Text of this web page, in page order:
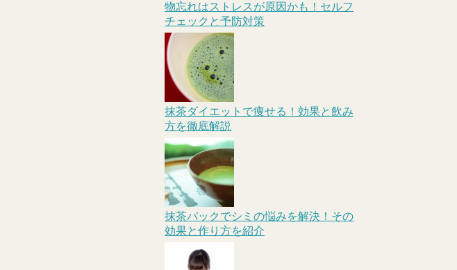
物忘れはストレスが原因かも！セルフ
チェックと予防対策
抹茶ダイエットで痩せる！効果と飲み
方を徹底解説
抹茶パックでシミの悩みを解決！その
効果と作り方を紹介